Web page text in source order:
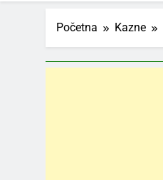
Početna Kazne